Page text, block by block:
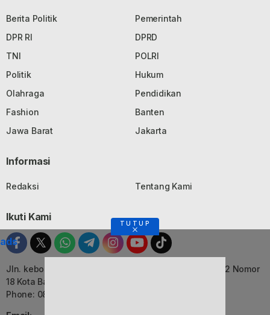
Berita Politik
Pemerintah
DPR RI
DPRD
TNI
POLRI
Politik
Hukum
Olahraga
Pendidikan
Fashion
Banten
Jawa Barat
Jakarta
Informasi
Redaksi Tentang Kami
Ikuti Kami
Jln. kebon Jati, Komplek Ruko Luxor Permai Kavling 22 Nomor
18 Kota Bandung, Jawa Barat
Phone: 082116055552
TUTUP
ads